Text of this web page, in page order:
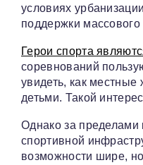
условиях
поддержки
Герои спорта
соревнований
увидеть, как
детьми. Такой
Однако за пределами
спортивной
возможности шире,